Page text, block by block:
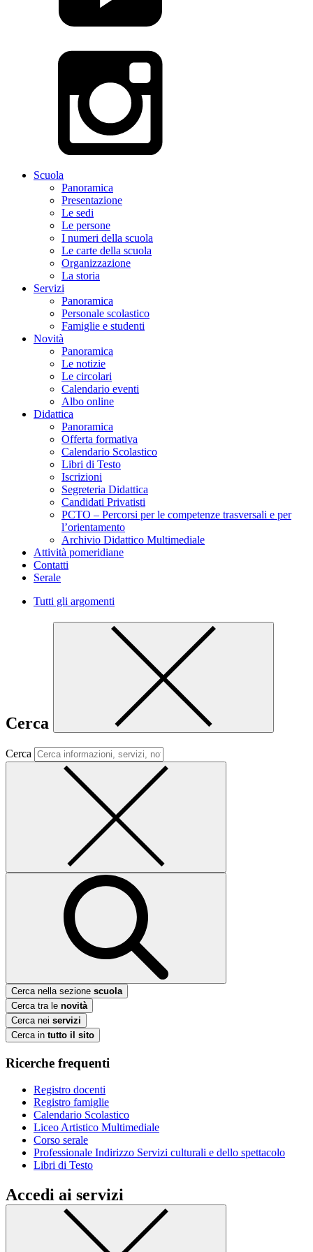
Scuola
Panoramica
Presentazione
Le sedi
Le persone
I numeri della scuola
Le carte della scuola
Organizzazione
La storia
Servizi
Panoramica
Personale scolastico
Famiglie e studenti
Novità
Panoramica
Le notizie
Le circolari
Calendario eventi
Albo online
Didattica
Panoramica
Offerta formativa
Calendario Scolastico
Libri di Testo
Iscrizioni
Segreteria Didattica
Candidati Privatisti
PCTO – Percorsi per le competenze trasversali e per
l’orientamento
Archivio Didattico Multimediale
Attività pomeridiane
Contatti
Serale
Tutti gli argomenti
Cerca
Cerca
Cerca nella sezione scuola
Cerca tra le novità
Cerca nei servizi
Cerca in tutto il sito
Ricerche frequenti
Registro docenti
Registro famiglie
Calendario Scolastico
Liceo Artistico Multimediale
Corso serale
Professionale Indirizzo Servizi culturali e dello spettacolo
Libri di Testo
Accedi ai servizi